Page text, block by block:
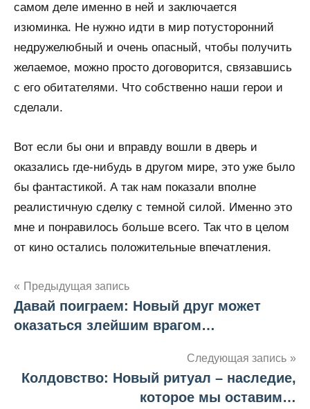
самом деле именно в ней и заключается
изюминка. Не нужно идти в мир потусторонний
недружелюбный и очень опасный, чтобы получить
желаемое, можно просто договорится, связавшись
с его обитателями. Что собственно наши герои и
сделали.
Вот если бы они и вправду вошли в дверь и
оказались где-нибудь в другом мире, это уже было
бы фантастикой. А так нам показали вполне
реалистичную сделку с темной силой. Именно это
мне и понравилось больше всего. Так что в целом
от кино остались положительные впечатления.
Навигация
по
Предыдущая запись
Давай поиграем: Новый друг может
оказаться злейшим врагом…
Следующая запись
Колдовство: Новый ритуал – наследие,
которое мы оставим…